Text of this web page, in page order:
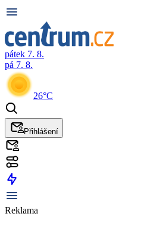
pátek 7. 8.
pá 7. 8.
26°C
Přihlášení
Reklama